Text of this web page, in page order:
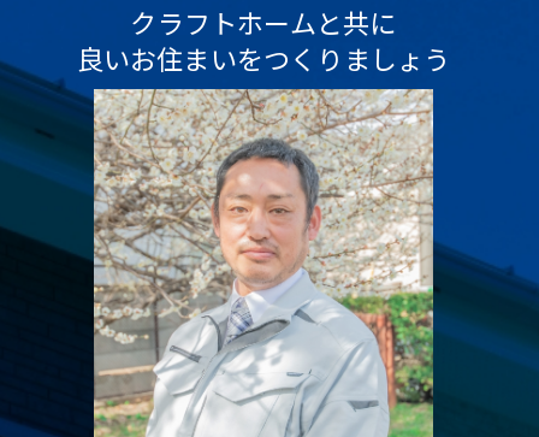
クラフトホームと共に
良いお住まいをつくりましょう